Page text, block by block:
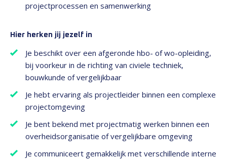
projectprocessen en samenwerking
Hier herken jij jezelf in
Je beschikt over een afgeronde hbo- of wo-opleiding,
bij voorkeur in de richting van civiele techniek,
bouwkunde of vergelijkbaar
Je hebt ervaring als projectleider binnen een complexe
projectomgeving
Je bent bekend met projectmatig werken binnen een
overheidsorganisatie of vergelijkbare omgeving
Je communiceert gemakkelijk met verschillende interne